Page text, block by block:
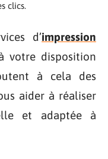
clics.
d’impression
votre disposition
à cela des
aider à réaliser
et adaptée à